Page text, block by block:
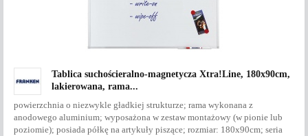
Tablica suchościeralno-magnetycza Xtra!Line, 180x90cm,
lakierowana, rama...
powierzchnia o niezwykle gładkiej strukturze; rama wykonana z
anodowego aluminium; wyposażona w zestaw montażowy (w pionie lub
poziomie); posiada półkę na artykuły piszące; rozmiar: 180x90cm; seria